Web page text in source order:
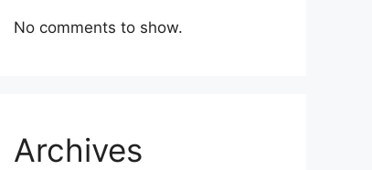
No comments to show.
Archives